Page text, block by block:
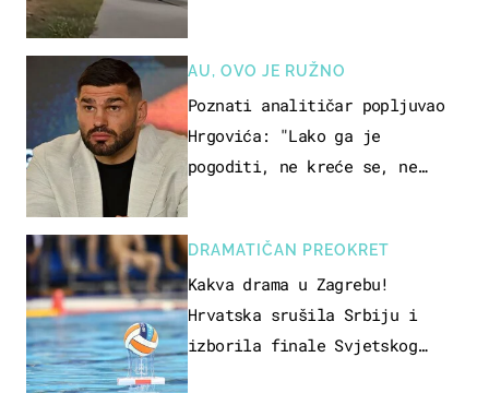
AU, OVO JE RUŽNO
Poznati analitičar popljuvao
Hrgovića: "Lako ga je
pogoditi, ne kreće se, ne
DRAMATIČAN PREOKRET
Kakva drama u Zagrebu!
Hrvatska srušila Srbiju i
izborila finale Svjetskog